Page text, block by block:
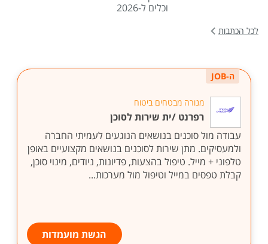
וכלים ל-2026
לכל הכתבות
ה-JOB
מנורה מבטחים ביטוח
רפרנט /ית שירות לסוכן
עבודה מול סוכנים בנושאים הנוגעים לעמיתי החברה
ולמעסיקים. מתן שירות לסוכנים בנושאים מקצועיים באופן
טלפוני + מייל. טיפול בהצעות, פדיונות, ניודים, מינוי סוכן,
קבלת טפסים במייל וטיפול מול מערכות...
הגשת מועמדות